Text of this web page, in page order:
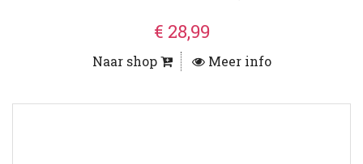
€ 28,99
Naar shop Meer info